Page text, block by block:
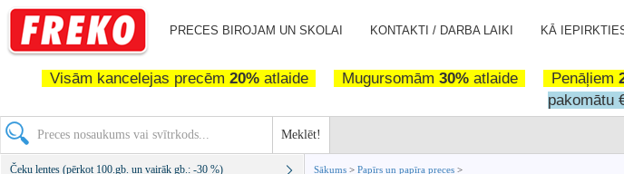
PRECES BIROJAM UN SKOLAI KONTAKTI / DARBA LAIKI KĀ
Visām kancelejas precēm 20%atlaide Mugursomām 30%atlaide Penāļiem
pakomātu
Meklēt!
Sākums > Papīrs un papīra preces >
Čeku lentes (pērkot 100.gb. un vairāk gb.: -30 %)